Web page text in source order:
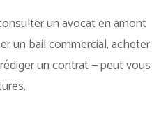
un avocat en amont
un bail commercial, acheter
un contrat — peut vous